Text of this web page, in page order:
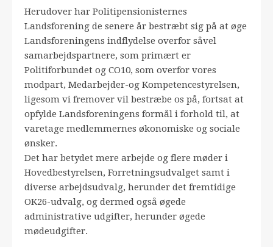
Herudover har Politipensionisternes
Landsforening de senere år bestræbt sig på at øge
Landsforeningens indflydelse overfor såvel
samarbejdspartnere, som primært er
Politiforbundet og CO10, som overfor vores
modpart, Medarbejder-og Kompetencestyrelsen,
ligesom vi fremover vil bestræbe os på, fortsat at
opfylde Landsforeningens formål i forhold til, at
varetage medlemmernes økonomiske og sociale
ønsker.
Det har betydet mere arbejde og flere møder i
Hovedbestyrelsen, Forretningsudvalget samt i
diverse arbejdsudvalg, herunder det fremtidige
OK26-udvalg, og dermed også øgede
administrative udgifter, herunder øgede
mødeudgifter.